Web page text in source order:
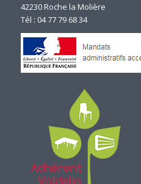
42230 Roche la Molière
Tél : 04 77 79 68 34